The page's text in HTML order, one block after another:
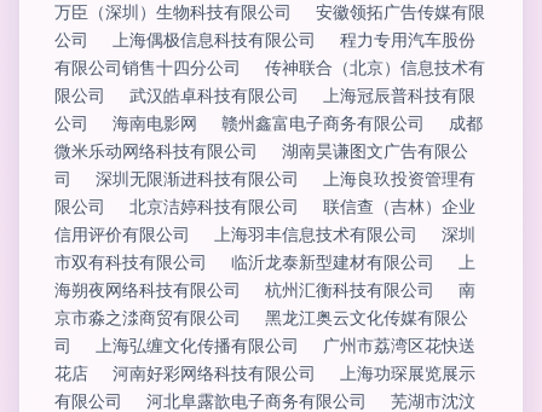
万臣（深圳）生物科技有限公司
安徽领拓广告传媒有限
公司
上海偶极信息科技有限公司
程力专用汽车股份
有限公司销售十四分公司
传神联合（北京）信息技术有
限公司
武汉皓卓科技有限公司
上海冠辰普科技有限
公司
海南电影网 赣州鑫富电子商务有限公司
成都
微米乐动网络科技有限公司
湖南昊谦图文广告有限公
司
深圳无限渐进科技有限公司
上海良玖投资管理有
限公司
北京洁婷科技有限公司
联信查（吉林）企业
信用评价有限公司
上海羽丰信息技术有限公司
深圳
市双有科技有限公司
临沂龙泰新型建材有限公司
上
海朔夜网络科技有限公司
杭州汇衡科技有限公司
南
京市淼之渁商贸有限公司
黑龙江奥云文化传媒有限公
司
上海弘缠文化传播有限公司
广州市荔湾区花快送
花店
河南好彩网络科技有限公司
上海功琛展览展示
有限公司
河北阜露歆电子商务有限公司
芜湖市沈汶